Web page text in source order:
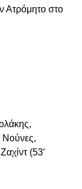
Ατρόμητο στο
Νούνες,
(53′